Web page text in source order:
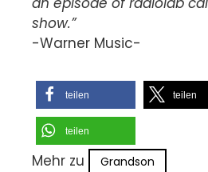
show.”
-Warner Music-
teilen teilen
teilen
Mehr zu Grandson